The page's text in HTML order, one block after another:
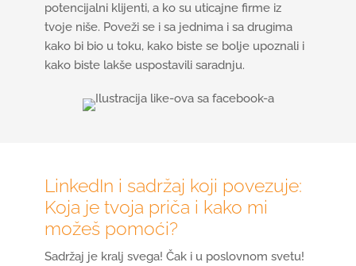
potencijalni klijenti, a ko su uticajne firme iz
tvoje niše. Poveži se i sa jednima i sa drugima
kako bi bio u toku, kako biste se bolje upoznali i
kako biste lakše uspostavili saradnju.
LinkedIn i sadržaj koji povezuje:
Koja je tvoja priča i kako mi
možeš pomoći?
Sadržaj je kralj svega! Čak i u poslovnom svetu!